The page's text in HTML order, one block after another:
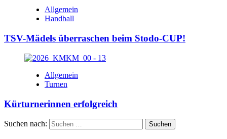
Allgemein
Handball
TSV-Mädels überraschen beim Stodo-CUP!
Allgemein
Turnen
Kürturnerinnen erfolgreich
Suchen nach: